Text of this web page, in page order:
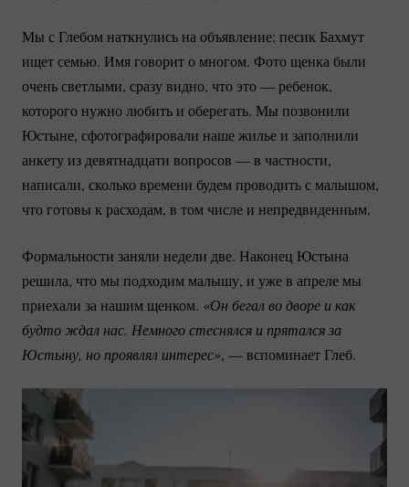
Мы с Глебом наткнулись на объявление: песик Бахмут
ищет семью. Имя говорит о многом. Фото щенка были
очень светлыми, сразу видно, что это — ребенок,
которого нужно любить и оберегать. Мы позвонили
Юстыне, сфотографировали наше жилье и заполнили
анкету из девятнадцати вопросов — в частности,
написали, сколько времени будем проводить с малышом,
что готовы к расходам, в том числе и непредвиденным.
Формальности заняли недели две. Наконец Юстына
решила, что мы подходим малышу, и уже в апреле мы
приехали за нашим щенком. «Он бегал во дворе и как
будто ждал нас. Немного стеснялся и прятался за
Юстыну, но проявлял интерес», — вспоминает Глеб.